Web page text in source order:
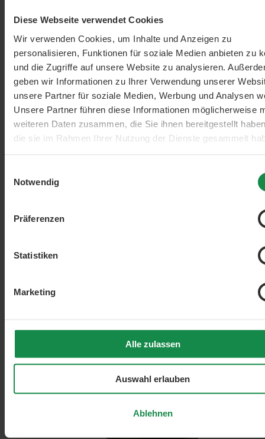
Diese Webseite verwendet Cookies
Wir verwenden Cookies, um Inhalte und Anzeigen zu
personalisieren, Funktionen für soziale Medien anbieten zu
und die Zugriffe auf unsere Website zu analysieren.
geben wir Informationen zu Ihrer Verwendung unserer
unsere Partner für soziale Medien, Werbung und Analysen
Unsere Partner führen diese Informationen möglicherweise
weiteren Daten zusammen, die Sie ihnen bereitgestellt
die sie im Rahmen Ihrer Nutzung der Dienste gesammelt
Notwendig
Präferenzen
Statistiken
Marketing
Alle zulassen
Auswahl erlauben
Ablehnen
Filter hinzufügen: Minimum Bewertung von 2 von 5 Sternen
min. 2/5
Sulforaphan